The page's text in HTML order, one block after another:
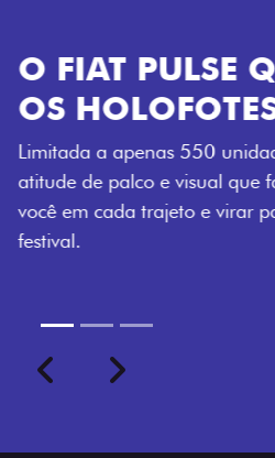
VISUAL COM
Se liga no que compõe a
numerada, adesivo lateral
a exclusividade, enquanto os
rodas de liga-leve aro 16”
com ainda mais estilo.
PreviousNext